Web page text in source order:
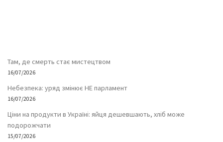
Там, де смерть стає мистецтвом
16/07/2026
Небезпека: уряд змінює НЕ парламент
16/07/2026
Ціни на продукти в Україні: яйця дешевшають, хліб може
подорожчати
15/07/2026